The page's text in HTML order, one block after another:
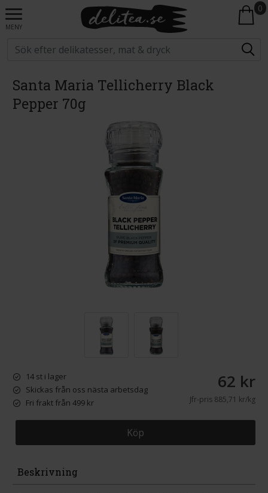
MENY
0
Santa Maria Tellicherry Black
Pepper 70g
14 st i lager
Skickas från oss nästa arbetsdag
Fri frakt från 499 kr
62 kr
Jfr-pris885,71 kr/kg
Köp
Beskrivning